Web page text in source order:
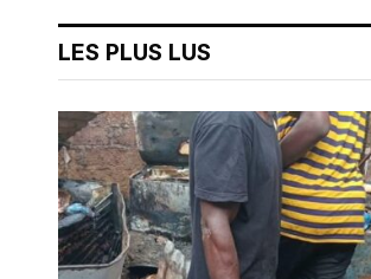
LES PLUS LUS